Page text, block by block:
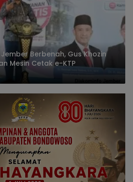
Berbenah, Gus Khozin
Mesin Cetak e-KTP